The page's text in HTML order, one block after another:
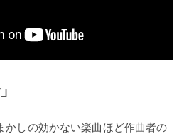
かしの効かない楽曲ほど作曲者の